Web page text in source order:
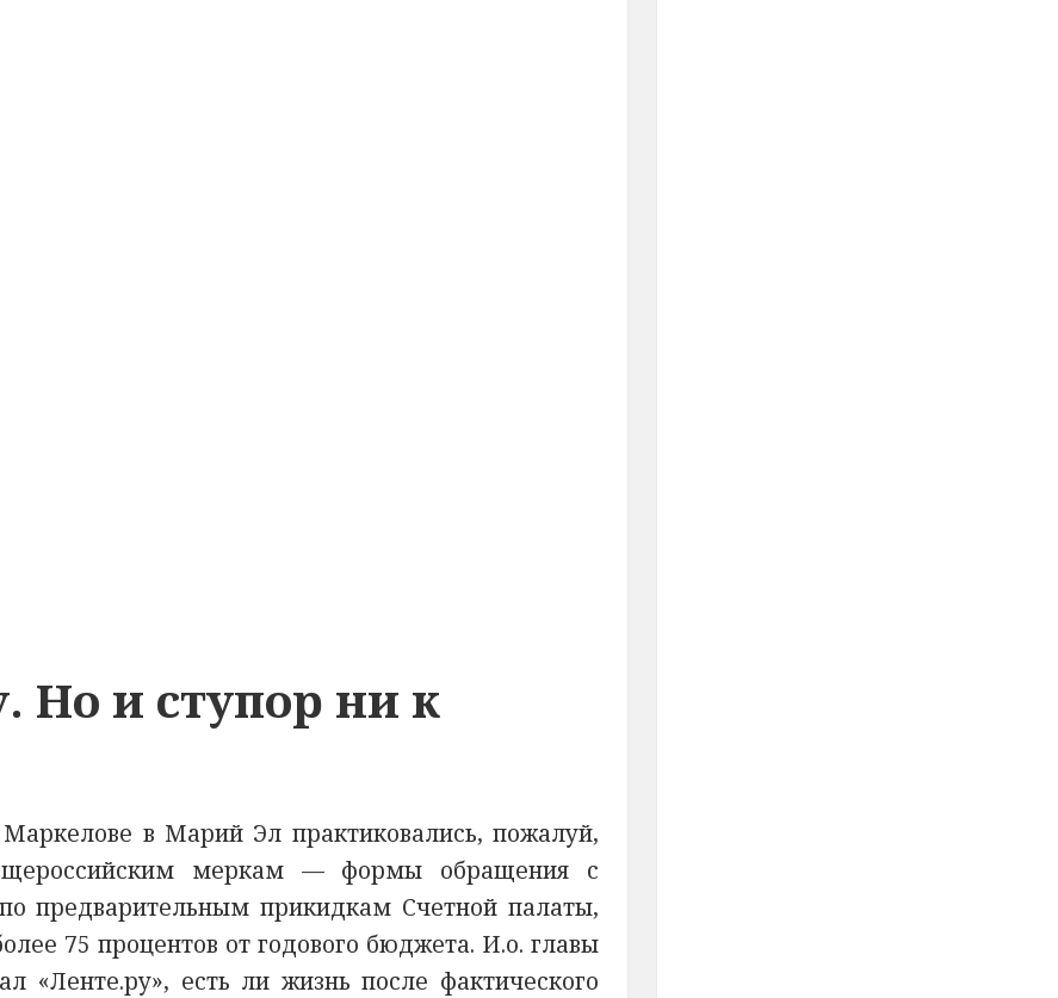
Но и ступор ни к
в Марий Эл практиковались, пожалуй,
меркам — формы обращения с
предварительным прикидкам Счетной палаты,
75 процентов от годового бюджета. И.о. главы
«Ленте.ру», есть ли жизнь после фактического